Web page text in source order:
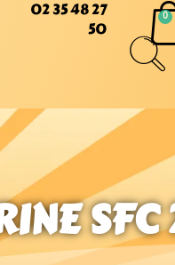
02 35 48 27
50